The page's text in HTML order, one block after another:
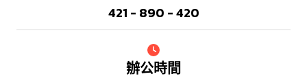
421 - 890 - 420
辦公時間